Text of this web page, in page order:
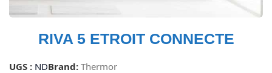
RIVA 5 ETROIT CONNECTE
UGS : NDBrand: Thermor